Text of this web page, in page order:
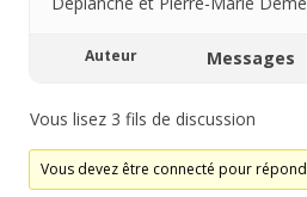
Auteur Messages
Vous lisez 3 fils de discussion
Vous devez être connecté pour